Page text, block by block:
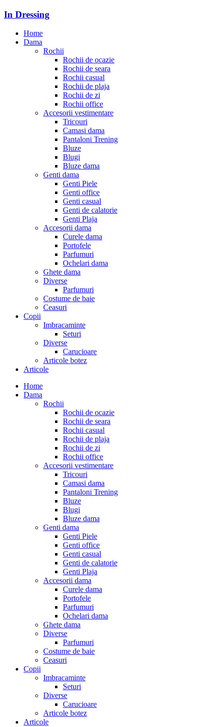
In Dressing
Home
Dama
Rochii
Rochii de ocazie
Rochii de seara
Rochii casual
Rochii de plaja
Rochii de zi
Rochii office
Accesorii vestimentare
Tricouri
Camasi dama
Pantaloni Trening
Bluze
Blugi
Bluze dama
Genti dama
Genti Piele
Genti office
Genti casual
Genti de calatorie
Genti Plaja
Accesorii dama
Curele dama
Portofele
Parfumuri
Ochelari dama
Ghete dama
Diverse
Parfumuri
Costume de baie
Ceasuri
Copii
Imbracaminte
Seturi
Diverse
Carucioare
Articole botez
Articole
Home
Dama
Rochii
Rochii de ocazie
Rochii de seara
Rochii casual
Rochii de plaja
Rochii de zi
Rochii office
Accesorii vestimentare
Tricouri
Camasi dama
Pantaloni Trening
Bluze
Blugi
Bluze dama
Genti dama
Genti Piele
Genti office
Genti casual
Genti de calatorie
Genti Plaja
Accesorii dama
Curele dama
Portofele
Parfumuri
Ochelari dama
Ghete dama
Diverse
Parfumuri
Costume de baie
Ceasuri
Copii
Imbracaminte
Seturi
Diverse
Carucioare
Articole botez
Articole